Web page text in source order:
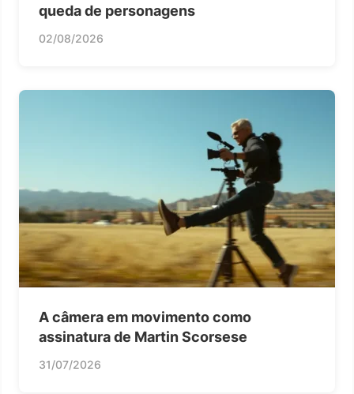
queda de personagens
02/08/2026
A câmera em movimento como
assinatura de Martin Scorsese
31/07/2026